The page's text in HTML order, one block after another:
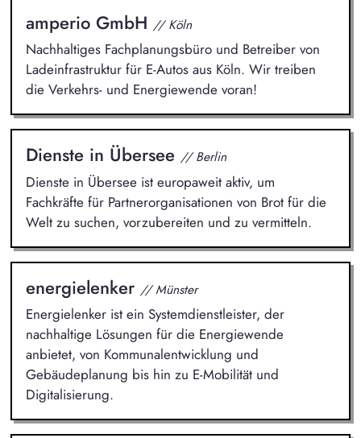
amperio GmbH // Köln
Nachhaltiges Fachplanungsbüro und Betreiber von
Ladeinfrastruktur für E-Autos aus Köln. Wir treiben
die Verkehrs- und Energiewende voran!
Dienste in Übersee // Berlin
Dienste in Übersee ist europaweit aktiv, um
Fachkräfte für Partnerorganisationen von Brot für die
Welt zu suchen, vorzubereiten und zu vermitteln.
energielenker // Münster
Energielenker ist ein Systemdienstleister, der
nachhaltige Lösungen für die Energiewende
anbietet, von Kommunalentwicklung und
Gebäudeplanung bis hin zu E-Mobilität und
Digitalisierung.